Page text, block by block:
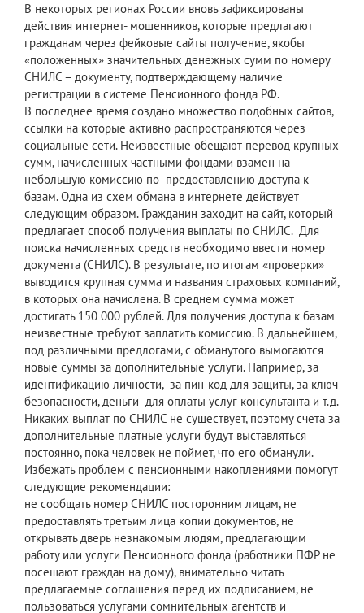
В некоторых регионах России вновь зафиксированы
действия интернет- мошенников, которые предлагают
гражданам через фейковые сайты получение, якобы
«положенных» значительных денежных сумм по номеру
СНИЛС – документу, подтверждающему наличие
регистрации в системе Пенсионного фонда РФ.
В последнее время создано множество подобных сайтов,
ссылки на которые активно распространяются через
социальные сети. Неизвестные обещают перевод крупных
сумм, начисленных частными фондами взамен на
небольшую комиссию по предоставлению доступа к
базам. Одна из схем обмана в интернете действует
следующим образом. Гражданин заходит на сайт, который
предлагает способ получения выплаты по СНИЛС. Для
поиска начисленных средств необходимо ввести номер
документа (СНИЛС). В результате, по итогам «проверки»
выводится крупная сумма и названия страховых компаний,
в которых она начислена. В среднем сумма может
достигать 150 000 рублей. Для получения доступа к базам
неизвестные требуют заплатить комиссию. В дальнейшем,
под различными предлогами, с обманутого вымогаются
новые суммы за дополнительные услуги. Например, за
идентификацию личности, за пин-код для защиты, за ключ
безопасности, деньги для оплаты услуг консультанта и т.д.
Никаких выплат по СНИЛС не существует, поэтому счета за
дополнительные платные услуги будут выставляться
постоянно, пока человек не поймет, что его обманули.
Избежать проблем с пенсионными накоплениями помогут
следующие рекомендации:
не сообщать номер СНИЛС посторонним лицам, не
предоставлять третьим лица копии документов, не
открывать дверь незнакомым людям, предлагающим
работу или услуги Пенсионного фонда (работники ПФР не
посещают граждан на дому), внимательно читать
предлагаемые соглашения перед их подписанием, не
пользоваться услугами сомнительных агентств и